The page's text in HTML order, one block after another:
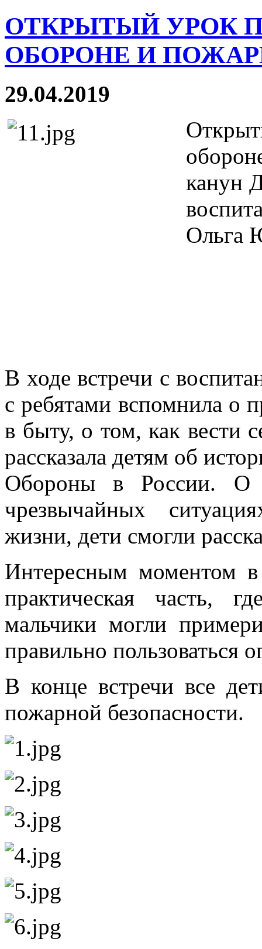
ОТКРЫТЫЙ УРОК
ОБОРОНЕ И
29.04.2019
канун
Ольга
В ходе встречи с
с ребятами вспомнила о
в быту, о том, как вести
рассказала детям об
Обороны в России. О
чрезвычайных
жизни, дети смогли
Интересным моментом в
практическая часть,
мальчики могли
правильно пользоваться
В конце встречи все
пожарной безопасности.